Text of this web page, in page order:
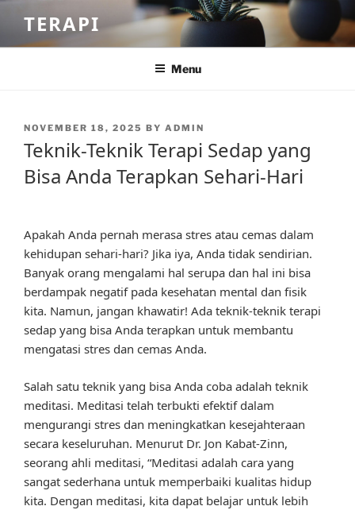
content
TERAPI
Menu
POSTED
NOVEMBER 18, 2025 BY ADMIN
Teknik-Teknik Terapi Sedap yang
Bisa Anda Terapkan Sehari-Hari
Apakah Anda pernah merasa stres atau cemas dalam
kehidupan sehari-hari? Jika iya, Anda tidak sendirian.
Banyak orang mengalami hal serupa dan hal ini bisa
berdampak negatif pada kesehatan mental dan fisik
kita. Namun, jangan khawatir! Ada teknik-teknik terapi
sedap yang bisa Anda terapkan untuk membantu
mengatasi stres dan cemas Anda.
Salah satu teknik yang bisa Anda coba adalah teknik
meditasi. Meditasi telah terbukti efektif dalam
mengurangi stres dan meningkatkan kesejahteraan
secara keseluruhan. Menurut Dr. Jon Kabat-Zinn,
seorang ahli meditasi, “Meditasi adalah cara yang
sangat sederhana untuk memperbaiki kualitas hidup
kita. Dengan meditasi, kita dapat belajar untuk lebih